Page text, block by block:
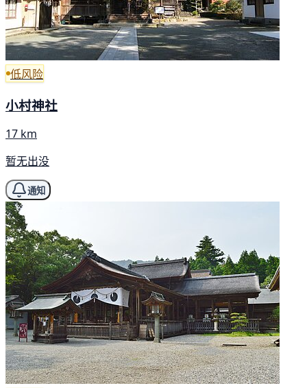
低风险
小村神社
17 km
暂无出没
通知